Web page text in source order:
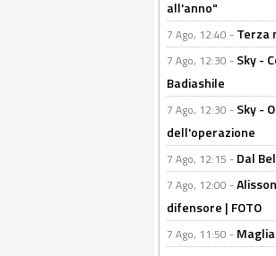
all'anno"
7 Ago, 12:40 - Terza
7 Ago, 12:30 - Sky -
Badiashile
7 Ago, 12:30 - Sky -
dell'operazione
7 Ago, 12:15 - Dal
7 Ago, 12:00 -
difensore | FOTO
7 Ago, 11:50 -